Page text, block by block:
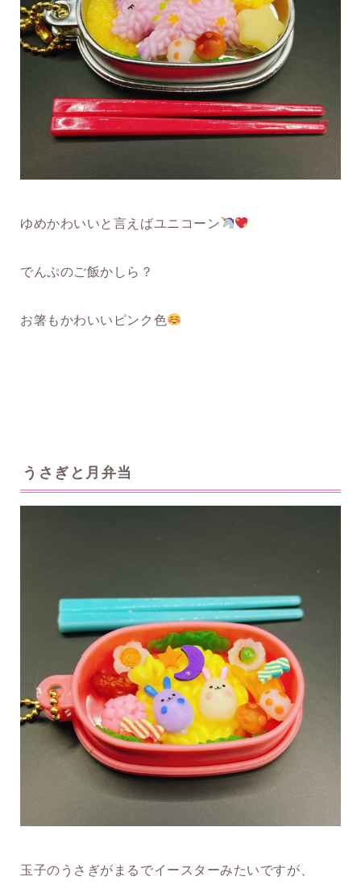
ゆめかわいいと言えばユニコーン
でんぷのご飯かしら？
お箸もかわいいピンク色
うさぎと月弁当
玉子のうさぎがまるでイースターみたいですが、